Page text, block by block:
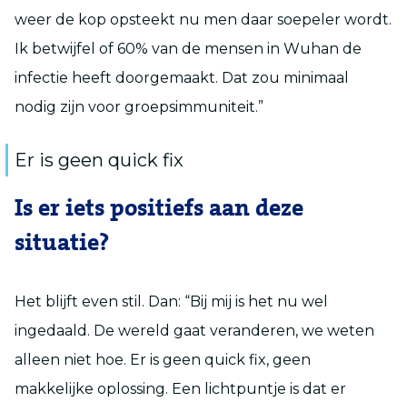
weer de kop opsteekt nu men daar soepeler wordt.
Ik betwijfel of 60% van de mensen in Wuhan de
infectie heeft doorgemaakt. Dat zou minimaal
nodig zijn voor groepsimmuniteit.”
Er is geen quick fix
Is er iets positiefs aan deze
situatie?
Het blijft even stil. Dan: “Bij mij is het nu wel
ingedaald. De wereld gaat veranderen, we weten
alleen niet hoe. Er is geen quick fix, geen
makkelijke oplossing. Een lichtpuntje is dat er